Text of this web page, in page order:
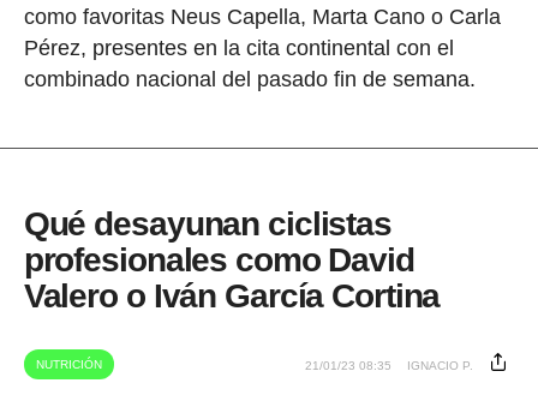
como favoritas Neus Capella, Marta Cano o Carla
Pérez, presentes en la cita continental con el
combinado nacional del pasado fin de semana.
Qué desayunan ciclistas
profesionales como David
Valero o Iván García Cortina
NUTRICIÓN 21/01/23 08:35 IGNACIO P.